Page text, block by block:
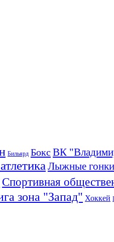
Бильярд Бокс ВК
Лыжные гонки
Спортивная
зона "Запад" Хоккей